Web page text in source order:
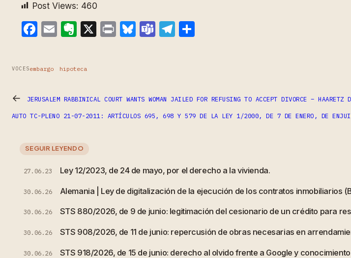
Post Views: 460
Facebook
EmailEvernote
X PrintBluesky
TeamsTelegram
VOCESembargo hipoteca
← JERUSALEM RABBINICAL COURT WANTS WOMAN JAILED FOR REFUSING TO ACCEPT DIVORCE –
AUTO TC-PLENO 21-07-2011: ARTÍCULOS 695, 698 Y 579 DE LA LEY 1/2000, DE 7 DE ENERO, DE
SEGUIR LEYENDO
27.06.23 Ley 12/2023, de 24 de mayo, por el derecho a la vivienda.
30.06.26 Alemania | Ley de digitalización de la ejecución de los contratos inmobiliarios
30.06.26 STS 880/2026, de 9 de junio: legitimación del cesionario de un crédito para
30.06.26 STS 908/2026, de 11 de junio: repercusión de obras necesarias en
30.06.26 STS 918/2026, de 15 de junio: derecho al olvido frente a Google y